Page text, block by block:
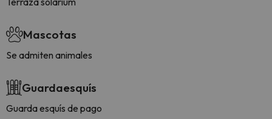
Mascotas
Se admiten animales
Guardaesquís
Guarda esquís de pago